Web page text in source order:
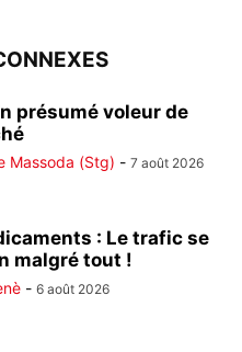
présumé voleur de
Massoda (Stg) - 7 août 2026
: Le trafic se
malgré tout !
- 6 août 2026